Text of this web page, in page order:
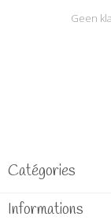
Geen
Catégories
Informations